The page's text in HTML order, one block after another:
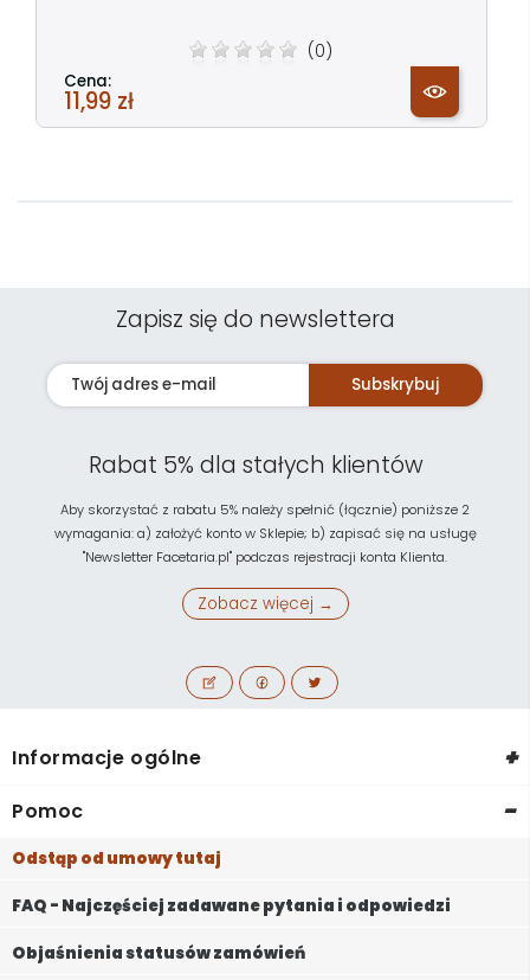
(0)
Cena:
11,99 zł
Zapisz się do newslettera
Subskrybuj
Rabat 5% dla stałych klientów
Aby skorzystać z rabatu 5% należy spełnić (łącznie) poniższe 2
wymagania: a) założyć konto w Sklepie; b) zapisać się na usługę
"Newsletter Facetaria.pl" podczas rejestracji konta Klienta.
Zobacz więcej →
Informacje ogólne +
Pomoc -
Odstąp od umowy tutaj
FAQ - Najczęściej zadawane pytania i odpowiedzi
Objaśnienia statusów zamówień